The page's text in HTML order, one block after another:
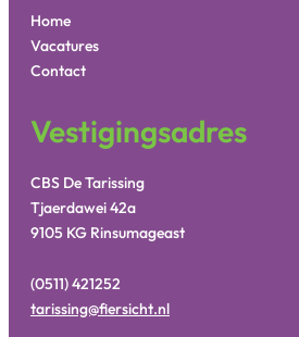
Home
Vacatures
Contact
Vestigingsadres
CBS De Tarissing
Tjaerdawei 42a
9105 KG Rinsumageast
(0511) 421252
tarissing@fiersicht.nl